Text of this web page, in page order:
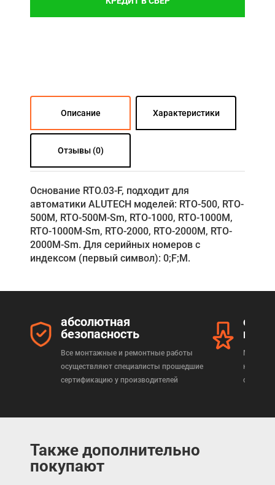
Описание Характеристики
Отзывы (0)
Основание RTO.03-F, подходит для
автоматики ALUTECH моделей: RTO-500, RTO-
500M, RTO-500M-Sm, RTO-1000, RTO-1000M,
RTO-1000M-Sm, RTO-2000, RTO-2000M, RTO-
2000M-Sm. Для серийных номеров с
индексом (первый символ): 0;F;M.
абсолютная
безопасность
Все монтажные и ремонтные работы
осуществляют специалисты прошедшие
сертификацию у производителей
Мы
Также дополнительно
покупают